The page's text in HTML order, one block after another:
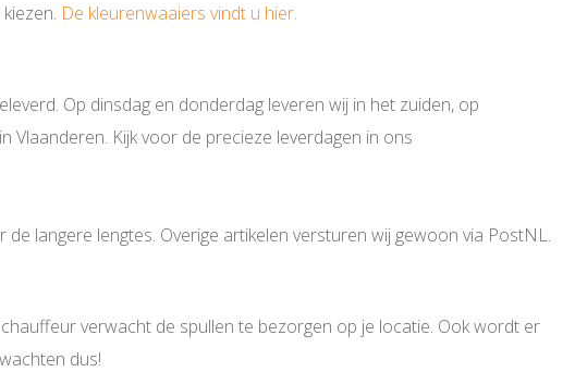
De kleurenwaaiers vindt u hier.
Op dinsdag en donderdag leveren wij in het zuiden, op
Vlaanderen. Kijk voor de precieze leverdagen in ons
langere lengtes. Overige artikelen versturen wij gewoon via PostNL.
verwacht de spullen te bezorgen op je locatie. Ook wordt er
dus!